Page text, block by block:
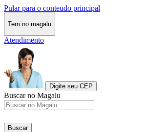
Pular para o conteudo principal
Tem no magalu
Atendimento
Digite seu CEP
Buscar no Magalu
Buscar